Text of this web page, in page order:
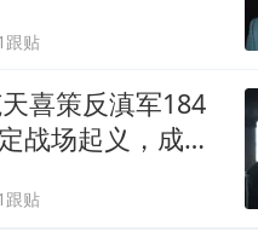
跟贴
喜策反滇军184
战场起义，成为
跟贴